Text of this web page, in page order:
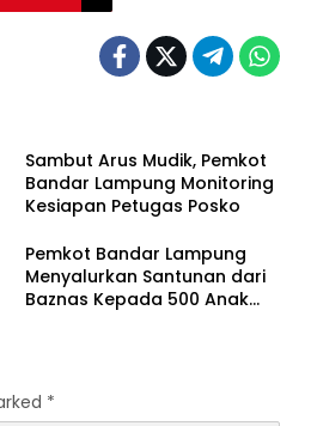
Sambut Arus Mudik, Pemkot
Bandar Lampung Monitoring
Kesiapan Petugas Posko
Pemkot Bandar Lampung
Menyalurkan Santunan dari
Baznas Kepada 500 Anak
*